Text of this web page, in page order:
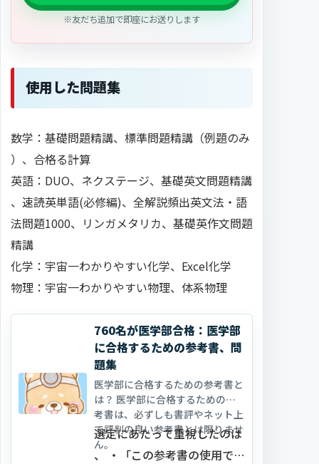
※友だち追加で即座にお送りします
使用した問題集
数学：基礎問題精講、標準問題精講（例題のみ
）、合格る計算
英語：DUO、ネクステージ、基礎英文問題精講
、速読英単語(必修編)、全解説頻出英文法・語
法問題1000、リンガメタリカ、基礎英作文問題
精講
化学：宇宙一わかりやすい化学、Excel化学
物理：宇宙一わかりやすい物理、体系物理
760名が医学部合格：医学部
に合格するための参考書、問
題集
医学部に合格するための参考書と
は？ 医学部に合格するための参
考書は、必ずしも書評やネット上
で評判の良い参考書とは限りませ
ん。
選定にあたって重視したのは
、 ・「この参考書の使用で医